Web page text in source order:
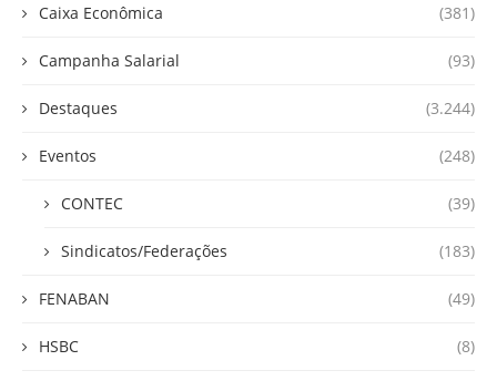
Caixa Econômica (381)
Campanha Salarial (93)
Destaques (3.244)
Eventos (248)
CONTEC (39)
Sindicatos/Federações (183)
FENABAN (49)
HSBC (8)